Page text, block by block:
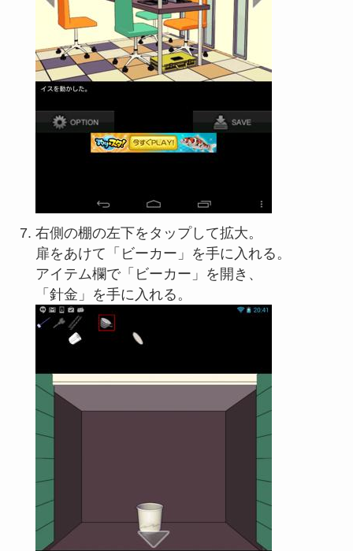
右側の棚の左下をタップして拡大。
扉をあけて「ビーカー」を手に入れる。
アイテム欄で「ビーカー」を開き、
「針金」を手に入れる。